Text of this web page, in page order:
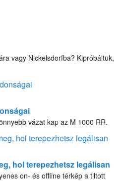
vagy Nickelsdorfba? Kipróbáltuk,
vázat kap az M 1000 RR.
hol terepezhetsz legálisan
on- és offline térkép a tiltott